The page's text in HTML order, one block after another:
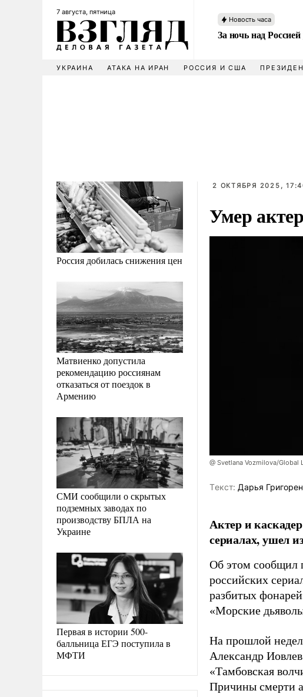
7 августа, пятница
Новость часа
За ночь над
УКРАИНА АТАКА НА ИРАН РОССИЯ И США
Россия добилась снижения цен
Матвиенко допустила
рекомендацию россиянам
отказаться от поездок в
Армению
СМИ сообщили о скрытых
подземных заводах по
производству БПЛА на
Украине
Первая в истории 500-
балльница ЕГЭ поступила в
МФТИ
2 ОКТЯБРЯ 2025,
Умер
@ Svetlana Vozmilova/Global
Tекст: Дарья
Актер и
сериалах, ушел
Об этом сообщил
российских
разбитых
«Морские
На прошлой
Александр
«Тамбовская
Причины смерти